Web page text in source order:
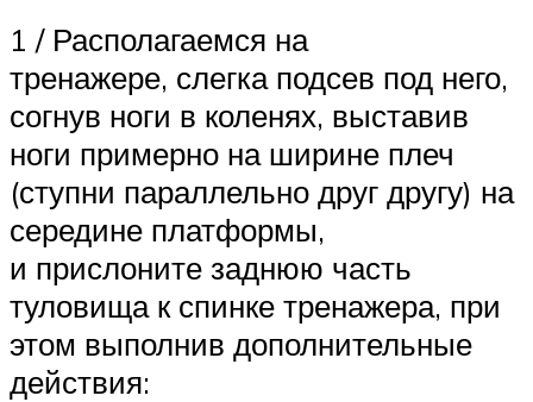
1 / Располагаемся на
тренажере, слегка подсев под него,
согнув ноги в коленях, выставив
ноги примерно на ширине плеч
(ступни параллельно друг другу) на
середине платформы,
и прислоните заднюю часть
туловища к спинке тренажера, при
этом выполнив дополнительные
действия: